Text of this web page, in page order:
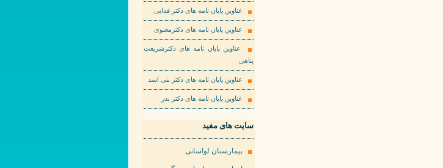
عناوین پایان نامه های دکتر فدایی
عناوین پایان نامه های دکترمعنوی
عناوین پایان نامه های دکترشریعت
پناهی
عناوین پایان نامه های دکتر بنی اسد
عناوین پایان نامه های دکتر بدر
سایت های مفید
بیمارستان لواسانی